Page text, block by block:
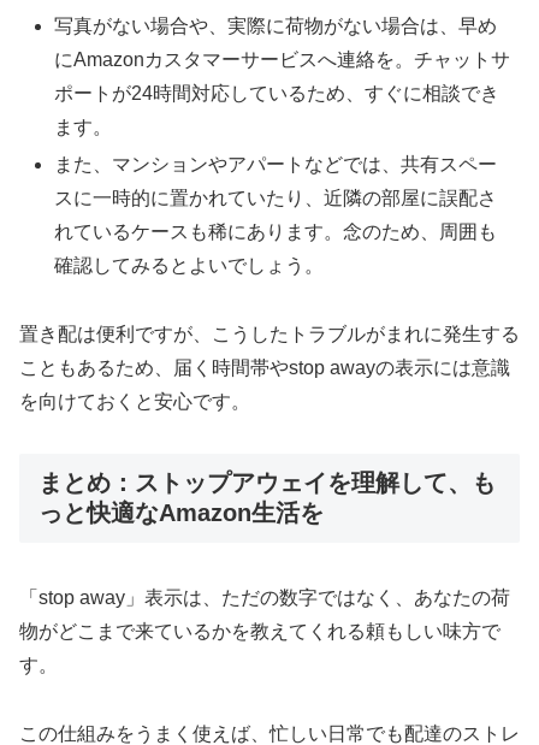
写真がない場合や、実際に荷物がない場合は、早め
にAmazonカスタマーサービスへ連絡を。チャットサ
ポートが24時間対応しているため、すぐに相談でき
ます。
また、マンションやアパートなどでは、共有スペー
スに一時的に置かれていたり、近隣の部屋に誤配さ
れているケースも稀にあります。念のため、周囲も
確認してみるとよいでしょう。
置き配は便利ですが、こうしたトラブルがまれに発生する
こともあるため、届く時間帯やstop awayの表示には意識
を向けておくと安心です。
まとめ：ストップアウェイを理解して、も
っと快適なAmazon生活を
「stop away」表示は、ただの数字ではなく、あなたの荷
物がどこまで来ているかを教えてくれる頼もしい味方で
す。
この仕組みをうまく使えば、忙しい日常でも配達のストレ